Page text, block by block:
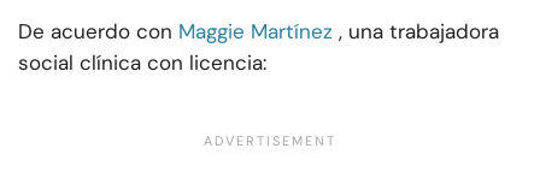
De acuerdo con Maggie Martínez , una trabajadora
social clínica con licencia: